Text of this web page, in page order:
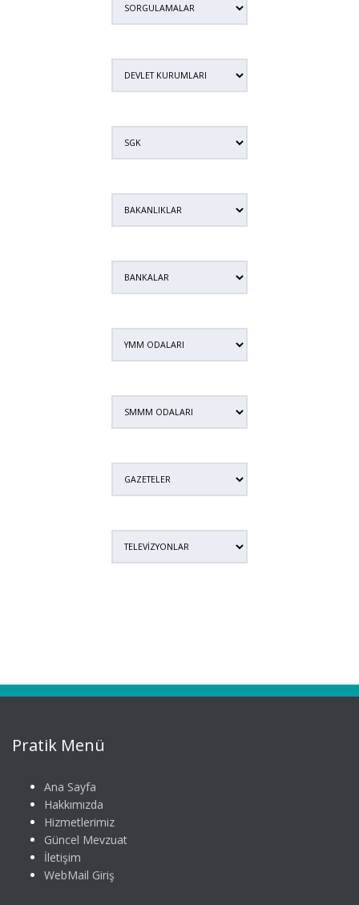
Pratik Menü
Ana Sayfa
Hakkımızda
Hizmetlerimiz
Güncel Mevzuat
İletişim
WebMail Giriş